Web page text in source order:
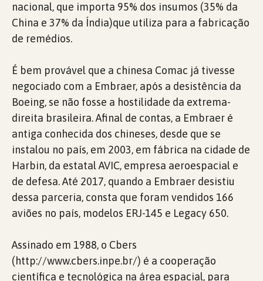
nacional, que importa 95% dos insumos (35% da
China e 37% da Índia)que utiliza para a fabricação
de remédios.
É bem provável que a chinesa Comac já tivesse
negociado com a Embraer, após a desistência da
Boeing, se não fosse a hostilidade da extrema-
direita brasileira. Afinal de contas, a Embraer é
antiga conhecida dos chineses, desde que se
instalou no país, em 2003, em fábrica na cidade de
Harbin, da estatal AVIC, empresa aeroespacial e
de defesa. Até 2017, quando a Embraer desistiu
dessa parceria, consta que foram vendidos 166
aviões no país, modelos ERJ-145 e Legacy 650.
Assinado em 1988, o Cbers
(http://www.cbers.inpe.br/) é a cooperação
científica e tecnológica na área espacial, para